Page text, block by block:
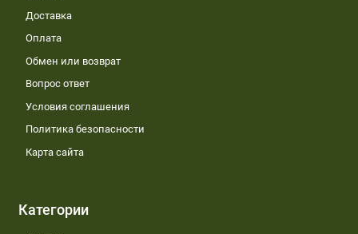
Доставка
Оплата
Обмен или возврат
Вопрос ответ
Условия соглашения
Политика безопасности
Карта сайта
Категории